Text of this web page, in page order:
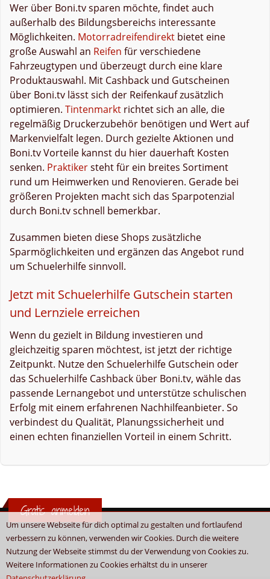
Um unsere Webseite für dich optimal zu gestalten und fortlaufend
verbessern zu können, verwenden wir Cookies. Durch die weitere
Nutzung der Webseite stimmst du der Verwendung von Cookies zu.
Weitere Informationen zu Cookies erhältst du in unserer
Wer über Boni.tv sparen möchte, findet auch
außerhalb des Bildungsbereichs interessante
Möglichkeiten. Motorradreifendirekt bietet eine
große Auswahl an Reifen für verschiedene
Fahrzeugtypen und überzeugt durch eine klare
Produktauswahl. Mit Cashback und Gutscheinen
über Boni.tv lässt sich der Reifenkauf zusätzlich
optimieren. Tintenmarkt richtet sich an alle, die
regelmäßig Druckerzubehör benötigen und Wert auf
Markenvielfalt legen. Durch gezielte Aktionen und
Boni.tv Vorteile kannst du hier dauerhaft Kosten
senken. Praktikersteht für ein breites Sortiment
rund um Heimwerken und Renovieren. Gerade bei
größeren Projekten macht sich das Sparpotenzial
durch Boni.tv schnell bemerkbar.
Zusammen bieten diese Shops zusätzliche
Sparmöglichkeiten und ergänzen das Angebot rund
um Schuelerhilfe sinnvoll.
Jetzt mit Schuelerhilfe Gutschein starten
und Lernziele erreichen
Wenn du gezielt in Bildung investieren und
gleichzeitig sparen möchtest, ist jetzt der richtige
Zeitpunkt. Nutze den Schuelerhilfe Gutschein oder
das Schuelerhilfe Cashback über Boni.tv, wähle das
passende Lernangebot und unterstütze schulischen
Erfolg mit einem erfahrenen Nachhilfeanbieter. So
verbindest du Qualität, Planungssicherheit und
einen echten finanziellen Vorteil in einem Schritt.
Gratis anmelden